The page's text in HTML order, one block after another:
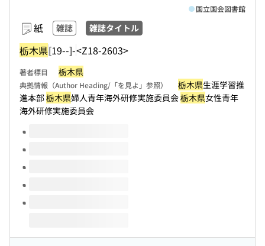
紙 雑誌 雑誌タイトル
栃木県[19--]-<Z18-2603>
国立国会図書館
著者標目 栃木県
典拠情報（Author Heading/「を見よ」参照） 栃木県生涯学習推
進本部栃木県婦人青年海外研修実施委員会栃木県女性青年
海外研修実施委員会
このタイトルの巻号